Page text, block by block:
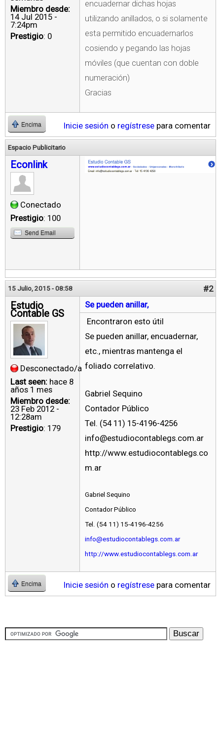
Miembro desde:
14 Jul 2015 -
7:24pm
Prestigio: 0
encuadernar dichas hojas
utilizando anillados, o si solamente
esta permitido encuadernarlos
cosiendo y pegando las hojas
móviles (que cuentan con doble
numeración)
Gracias
Encima Inicie sesión o regístrese para comentar
Espacio Publicitario
Econlink
Conectado
Prestigio: 100
Send Email
15 Julio, 2015 - 08:58 #2
Estudio
Contable GS
Desconectado/a
Last seen: hace 8
años 1 mes
Miembro desde:
23 Feb 2012 -
12:28am
Prestigio: 179
Se pueden anillar,
Encontraron esto útil
Se pueden anillar, encuadernar,
etc., mientras mantenga el
foliado correlativo.
Gabriel Sequino
Contador Público
Tel. (54 11) 15-4196-4256
info@estudiocontablegs.com.ar
http://www.estudiocontablegs.co
m.ar
Gabriel Sequino
Contador Público
Tel. (54 11) 15-4196-4256
info@estudiocontablegs.com.ar
http://www.estudiocontablegs.com.ar
Encima Inicie sesión o regístrese para comentar